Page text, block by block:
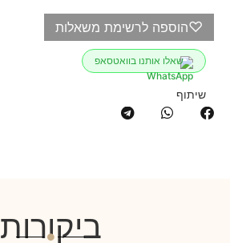
♡הוספה לרשימת משאלות
שאלו אותנו בוואטסאפ
שיתוף
ביקורות